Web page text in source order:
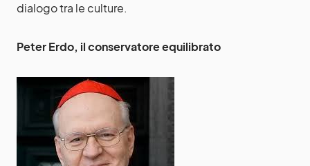
dialogo tra le culture.
Peter Erdo, il conservatore equilibrato